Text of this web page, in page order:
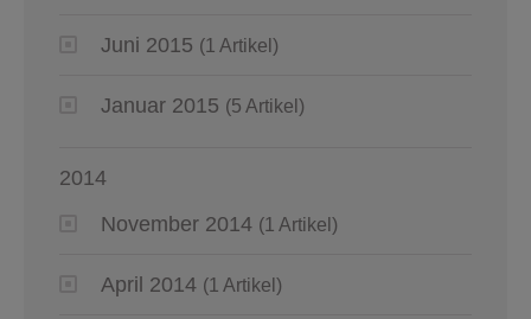
Juni 2015 (1 Artikel)
Januar 2015 (5 Artikel)
2014
November 2014 (1 Artikel)
April 2014 (1 Artikel)